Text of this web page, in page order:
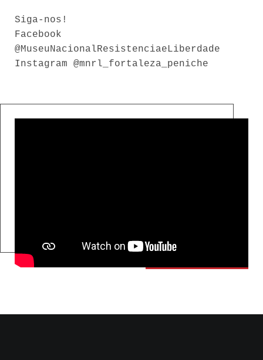
Siga-nos!
Facebook
@MuseuNacionalResistenciaeLiberdade
Instagram @mnrl_fortaleza_peniche